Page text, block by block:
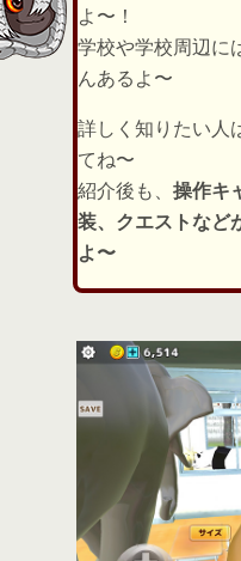
よ〜！
学校や学校周辺に
んあるよ〜
詳しく知りたい人
てね〜
紹介後も、 操作キ
装、クエストなど
よ〜